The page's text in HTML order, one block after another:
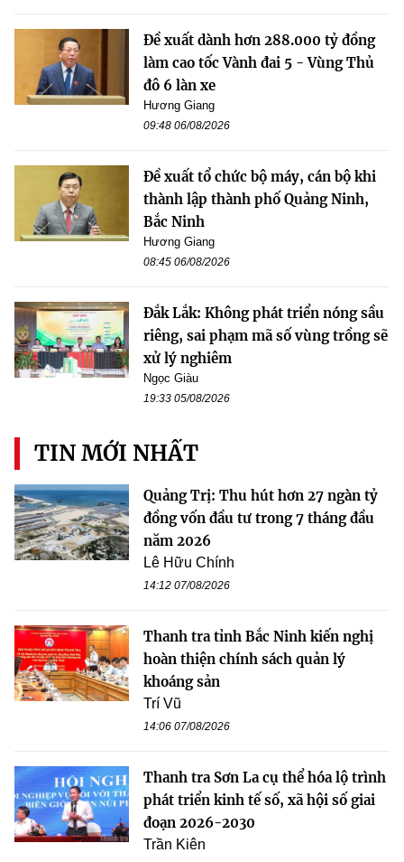
Đề xuất dành hơn 288.000 tỷ đồng
làm cao tốc Vành đai 5 - Vùng Thủ
đô 6 làn xe
Hương Giang
09:48 06/08/2026
Đề xuất tổ chức bộ máy, cán bộ khi
thành lập thành phố Quảng Ninh,
Bắc Ninh
Hương Giang
08:45 06/08/2026
Đắk Lắk: Không phát triển nóng sầu
riêng, sai phạm mã số vùng trồng sẽ
xử lý nghiêm
Ngọc Giàu
19:33 05/08/2026
TIN MỚI NHẤT
Quảng Trị: Thu hút hơn 27 ngàn tỷ
đồng vốn đầu tư trong 7 tháng đầu
năm 2026
Lê Hữu Chính
14:12 07/08/2026
Thanh tra tỉnh Bắc Ninh kiến nghị
hoàn thiện chính sách quản lý
khoáng sản
Trí Vũ
14:06 07/08/2026
Thanh tra Sơn La cụ thể hóa lộ trình
phát triển kinh tế số, xã hội số giai
đoạn 2026-2030
Trần Kiên